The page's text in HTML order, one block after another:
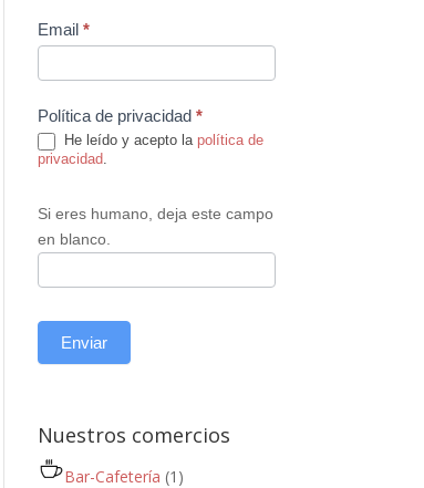
Email *
Política de privacidad *
He leído y acepto la política de
privacidad.
Si eres humano, deja este campo
en blanco.
Enviar
Nuestros comercios
Bar-Cafetería (1)